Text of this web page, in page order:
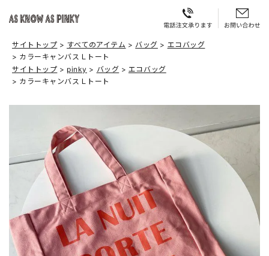
サイトトップ すべてのアイテム バッグ
エコバッグ
カラーキャンバスＬトート
サイトトップ
pinky バッグ
エコバッグ
カラーキャンバスＬトート